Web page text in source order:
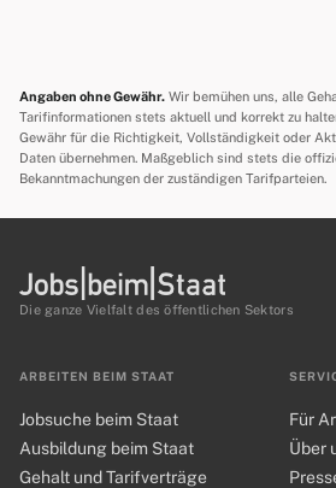
Angaben ohne Gewähr. Wir bemühen uns, alle
Tarifinformationen stets aktuell und korrekt zu
Gewähr für die Richtigkeit, Vollständigkeit oder
Daten übernehmen. Maßgeblich sind stets die
Bekanntmachungen der zuständigen Tarifparteien.
Die ganze Vielfalt des öffentlichen Sektors
ARBEITEN BEIM STAAT
Jobsuche beim Staat
Ausbildung beim Staat
Gehalt und Tarifverträge
Für
Über